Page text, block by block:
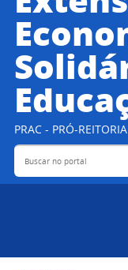
PRAC - PRÓ-
Buscar no portal